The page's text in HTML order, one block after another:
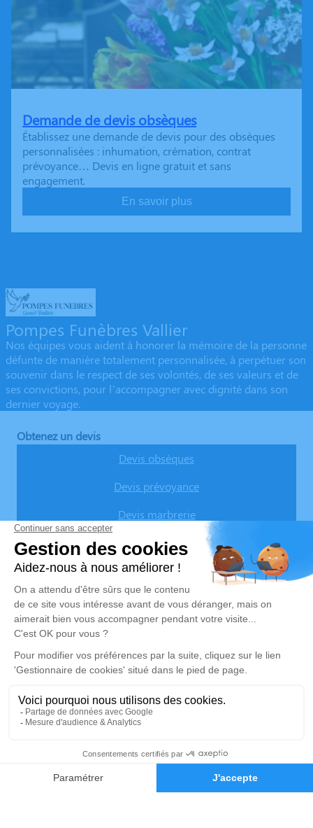
Demande de devis
Demande de devis obsèques
Établissez une demande de devis pour des obsèques
personnalisées : inhumation, crémation, contrat
prévoyance… Devis en ligne gratuit et sans
engagement.
En savoir plus
Pompes Funèbres Vallier
Nos équipes vous aident à honorer la mémoire de la personne
défunte de manière totalement personnalisée, à perpétuer son
souvenir dans le respect de ses volontés, de ses valeurs et de
ses convictions, pour l’accompagner avec dignité dans son
dernier voyage.
Obtenez un devis
Devis obsèques
Devis prévoyance
Devis marbrerie
Nos agences
Pompes Funèbres Vallier
04 75 39 70 70
pompesfunebresvallier@gmail.com
Route de Ruoms - 07150 - Vallon-Pont-d'Arc
4.7/5 - 15 avis
Pompes Funèbres Vallier
04 75 39 70 70
pompesfunebresvallier@gmail.com
26, Boulevard de l'Europe Unie - 07120 - Ruoms
Nos Services
Organiser des obsèques
Liens utiles
Avis de décès
Demande de rendez-vous en